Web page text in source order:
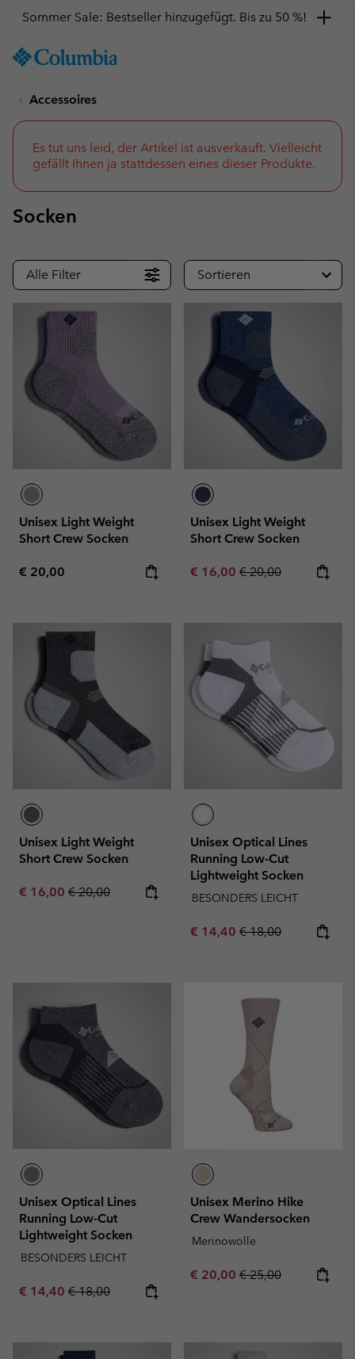
TO
SKIP
NAV
SKIP
TO
SEARCH
Hol dir einen 10 %-Gutschein
Accessoires
Es tut uns leid, der Artikel ist ausverkauft. Vielleicht
gefällt Ihnen ja stattdessen eines dieser Produkte.
Socken
Alle Filter Sortieren
Unisex Light Weight
Short Crew Socken
Regular price:
€ 20,00
Unisex Light Weight
Short Crew Socken
Sale price:
€ 16,00 Regular price:
€ 20,00
Unisex Light Weight
Short Crew Socken
Sale price:
€ 16,00 Regular price:
€ 20,00
Unisex Optical Lines
Running Low-Cut
Lightweight Socken
BESONDERS LEICHT
Sale price:
€ 14,40 Regular price:
€ 18,00
Unisex Optical Lines
Running Low-Cut
Lightweight Socken
BESONDERS LEICHT
Sale price:
€ 14,40 Regular price:
€ 18,00
Unisex Merino Hike
Crew Wandersocken
Merinowolle
Sale price:
€ 20,00 Regular price:
€ 25,00